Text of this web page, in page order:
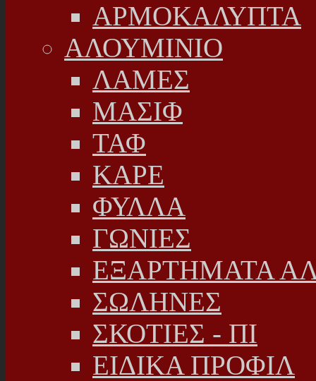
ΑΡΜΟΚΑΛΥΠΤΑ
ΑΛΟΥΜΙΝΙΟ
ΛΑΜΕΣ
ΜΑΣΙΦ
ΤΑΦ
ΚΑΡΕ
ΦΥΛΛΑ
ΓΩΝΙΕΣ
ΕΞΑΡΤΗΜΑΤΑ
ΣΩΛΗΝΕΣ
ΣΚΟΤΙΕΣ - ΠΙ
ΕΙΔΙΚΑ ΠΡΟΦΙΛ